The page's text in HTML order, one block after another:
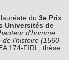
lauréate du3e Prix
Universités de
d'homme :
de l'histoire (1560-
174-FIRL, thèse